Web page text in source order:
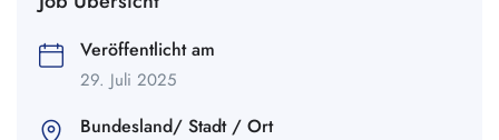
Veröffentlicht am
29. Juli 2025
Bundesland/ Stadt / Ort